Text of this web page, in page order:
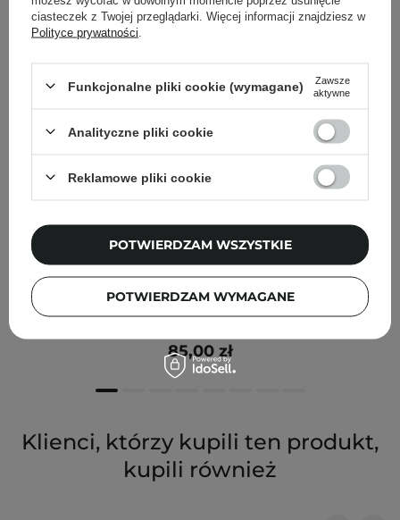
Aperire - Blooming Days Glow Balm - Rozświetlający
Balsam w Sztyfcie - 9,5 g
85,00 zł
Klienci, którzy kupili ten produkt,
kupili również
ciasteczek z Twojej przeglądarki. Więcej informacji znajdziesz w
Polityce prywatności
Funkcjonalne pliki cookie (wymagane)
Zawsze
aktywne
Analityczne pliki cookie
Reklamowe pliki cookie
POTWIERDZAM WYMAGANE
POTWIERDZAM WSZYSTKIE